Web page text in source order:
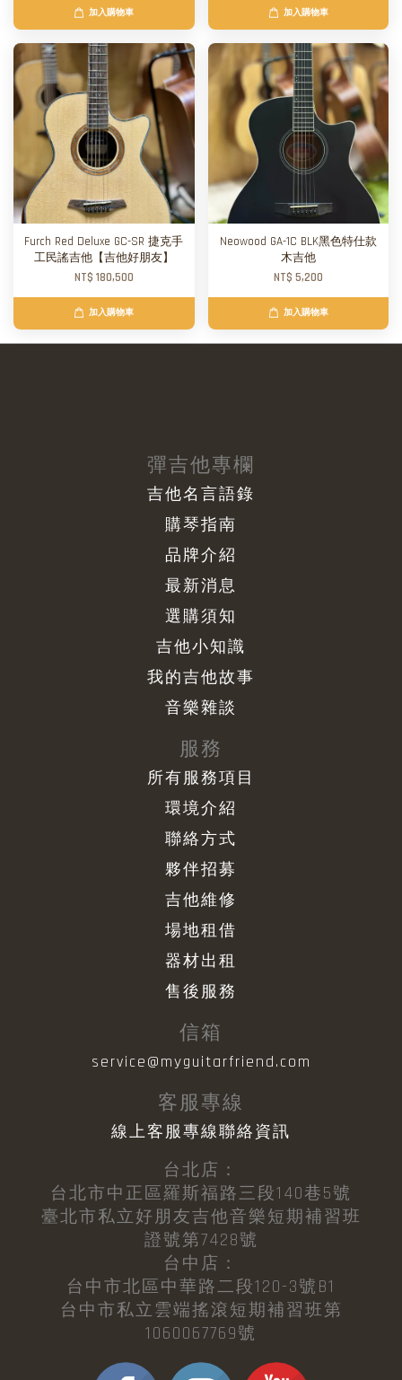
加入購物車 加入購物車
Furch Red Deluxe GC-SR 捷克手
工民謠吉他【吉他好朋友】
NT$ 180,500
加入購物車
Neowood GA-1C BLK黑色特仕款
木吉他
NT$ 5,200
加入購物車
彈吉他專欄
吉他名言語錄
購琴指南
品牌介紹
最新消息
選購須知
吉他小知識
我的吉他故事
音樂雜談
服務
所有服務項目
環境介紹
聯絡方式
夥伴招募
吉他維修
場地租借
器材出租
售後服務
信箱
service@myguitarfriend.com
客服專線
線上客服專線聯絡資訊
台北店：
台北市中正區羅斯福路三段140巷5號
臺北市私立好朋友吉他音樂短期補習班
證號第7428號
台中店：
台中市北區中華路二段120-3號B1
台中市私立雲端搖滾短期補習班第
1060067769號